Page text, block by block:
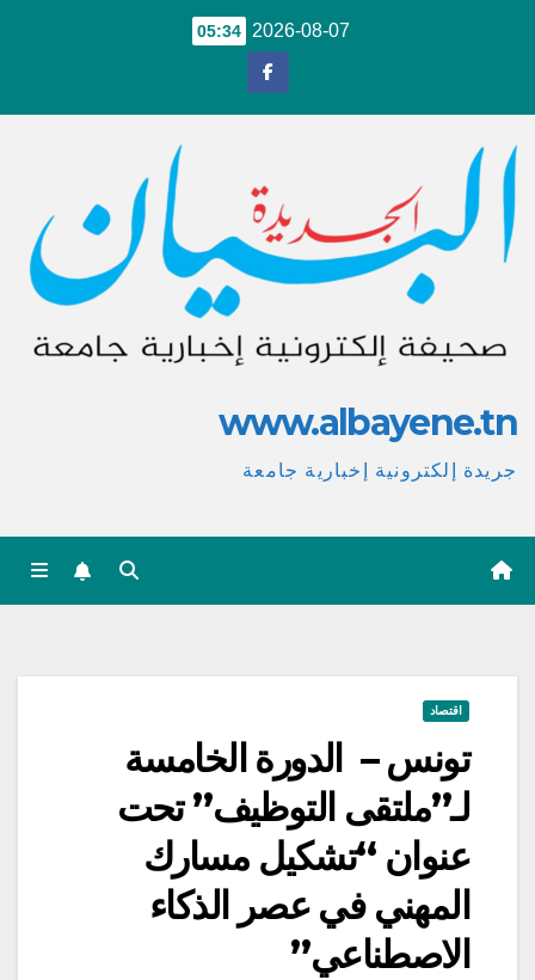
2026-08-07
05:34
www.albayene.tn
جريدة إلكترونية إخبارية جامعة
اقتصاد
تونس – الدورة الخامسة
لـ”ملتقى التوظيف” تحت
عنوان “تشكيل مسارك
المهني في عصر الذكاء
الاصطناعي”